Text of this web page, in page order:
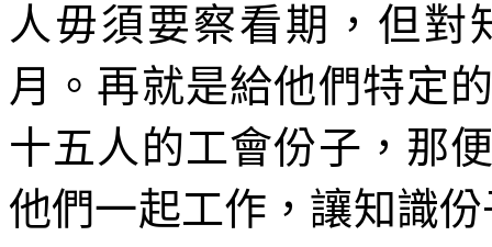
人毋須要察看期，但對
月。再就是給他們特定
十五人的工會份子，那
他們一起工作，讓知識